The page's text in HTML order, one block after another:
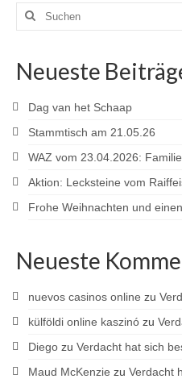
Bestandsregister
Ohrmarken
Tierärzte
Suchen
Neueste
Dag van het Schaap
Stammtisch am 21.05.26
WAZ vom 23.04.2026:
Aktion: Lecksteine vom
Frohe Weihnachten und
Neueste
nuevos casinos online zu
külföldi online kaszinó zu
Diego zu Verdacht hat sich
Maud McKenzie zu Verdacht